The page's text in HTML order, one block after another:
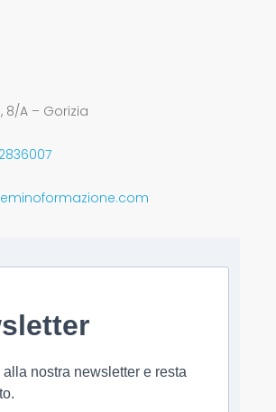
8/A – Gorizia
nostra newsletter e resta